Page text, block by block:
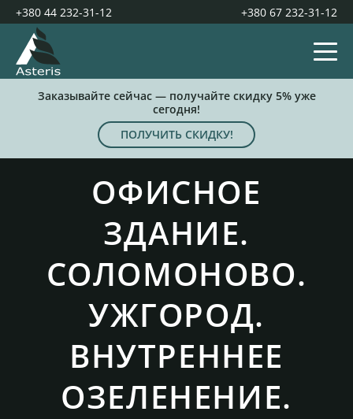
+380 44 232-31-12 +380 67 232-31-12
Заказывайте сейчас — получайте скидку 5% уже
сегодня!
ПОЛУЧИТЬ СКИДКУ!
ОФИСНОЕ
ЗДАНИЕ.
СОЛОМОНОВО.
УЖГОРОД.
ВНУТРЕННЕЕ
ОЗЕЛЕНЕНИЕ.